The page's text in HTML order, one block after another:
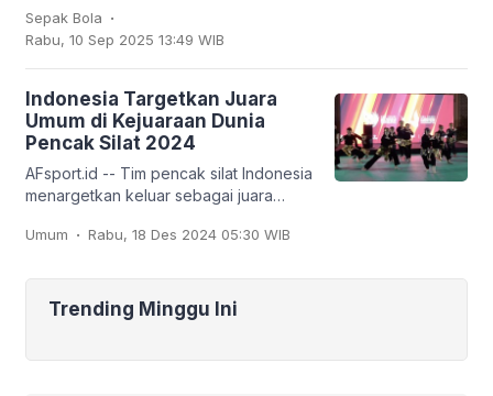
Argentina, hingga Prancis, tapi ada juga
tim
Sepak Bola .
Rabu, 10 Sep 2025 13:49 WIB
Indonesia Targetkan Juara
Umum di Kejuaraan Dunia
Pencak Silat 2024
AFsport.id -- Tim pencak silat Indonesia
menargetkan keluar sebagai juara
Silat ke-20 dan Kejuaraan Dunia
Umum . Rabu, 18 Des 2024 05:30 WIB
Trending Minggu Ini